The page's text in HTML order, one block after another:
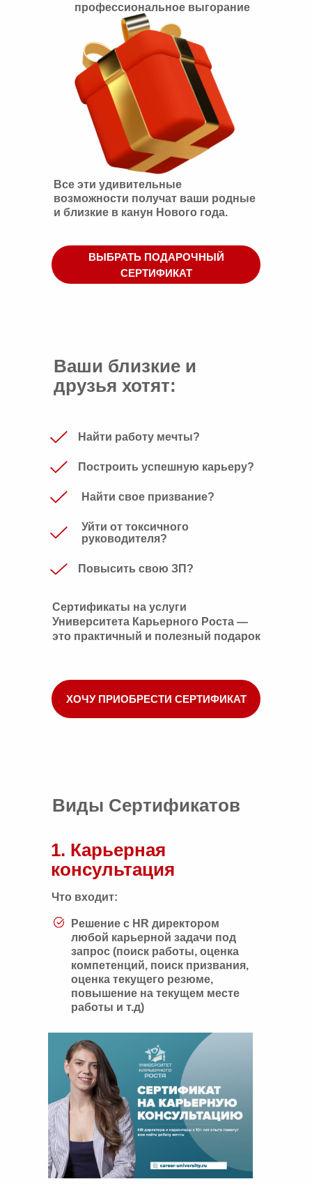
профессиональное выгорание
Все эти удивительные
возможности получат ваши родные
и близкие в канун Нового года.
ВЫБРАТЬ ПОДАРОЧНЫЙ
СЕРТИФИКАТ
Ваши близкие и
друзья хотят:
Найти работу мечты?
Найти свое призвание?
Повысить свою ЗП?
Построить успешную карьеру?
Уйти от токсичного
руководителя?
Сертификаты на услуги
Университета Карьерного Роста —
это практичный и полезный подарок
ХОЧУ ПРИОБРЕСТИ СЕРТИФИКАТ
Виды Сертификатов
1. Карьерная
консультация
Что входит:
Решение с HR директором
любой карьерной задачи под
запрос (поиск работы, оценка
компетенций, поиск призвания,
оценка текущего резюме,
повышение на текущем месте
работы и т.д)